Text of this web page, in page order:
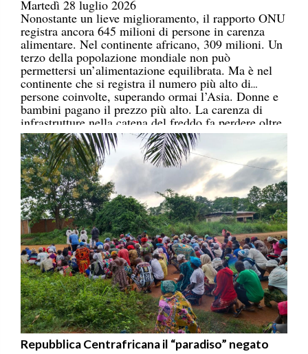
Martedì 28 luglio 2026
Nonostante un lieve miglioramento, il rapporto ONU
registra ancora 645 milioni di persone in carenza
alimentare. Nel continente africano, 309 milioni. Un
terzo della popolazione mondiale non può
permettersi un’alimentazione equilibrata. Ma è nel
continente che si registra il numero più alto di
persone coinvolte, superando ormai l’Asia. Donne e
bambini pagano il prezzo più alto. La carenza di
infrastrutture nella catena del freddo fa perdere oltre
un terzo della produzione di frutta, verdura, pesce e
latticini.
Repubblica Centrafricana il “paradiso” negato